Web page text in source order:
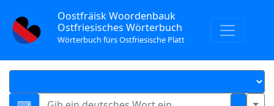
Oostfräisk Woordenbauk
Ostfriesisches Wörterbuch
Wörterbuch fürs Ostfriesische Platt